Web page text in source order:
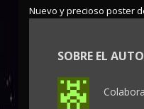
Nuevo y precioso poster
SOBRE EL